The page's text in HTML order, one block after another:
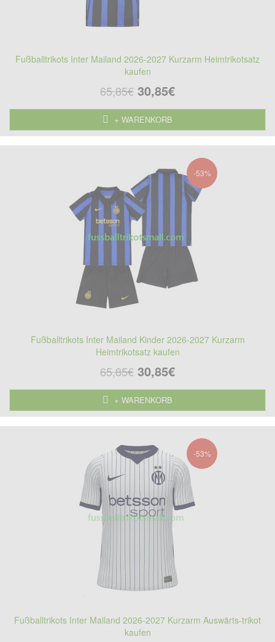
Fußballtrikots Inter Mailand 2026-2027 Kurzarm Heimtrikotsatz
kaufen
65,85€ 30,85€
+ WARENKORB
-53%
Fußballtrikots Inter Mailand Kinder 2026-2027 Kurzarm
Heimtrikotsatz kaufen
65,85€ 30,85€
+ WARENKORB
-53%
Fußballtrikots Inter Mailand 2026-2027 Kurzarm Auswärts-trikot
kaufen